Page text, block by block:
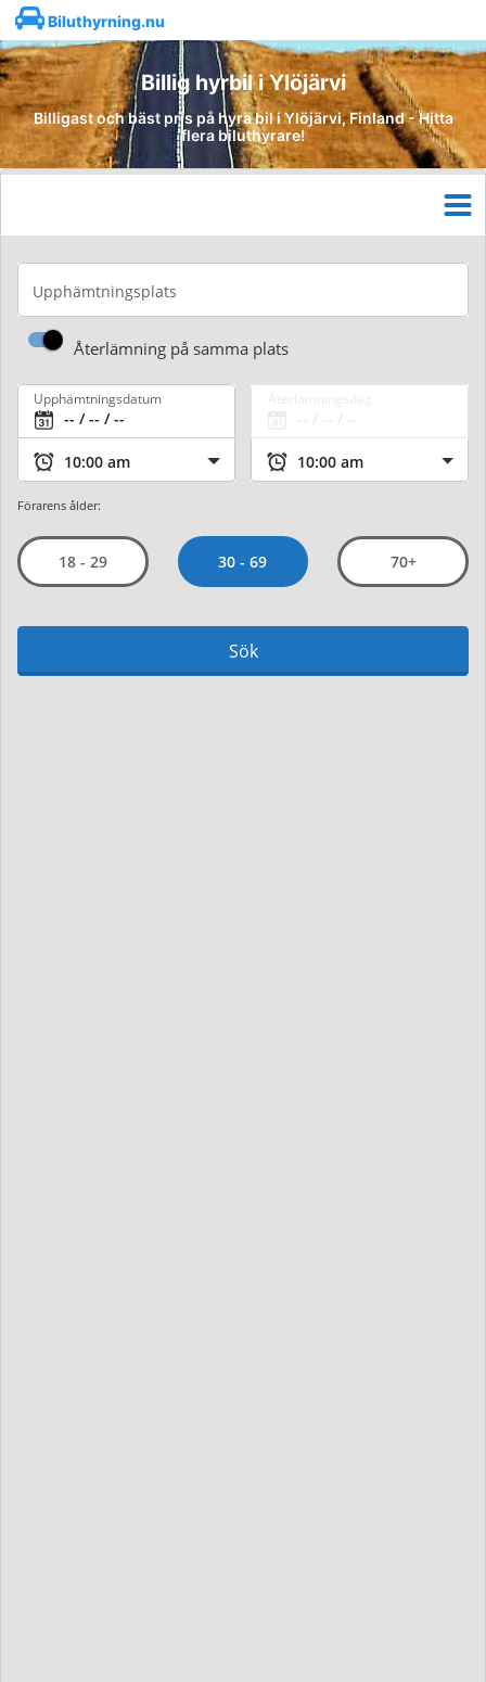
Biluthyrning.nu
Billig hyrbil i Ylöjärvi
Billigast och bäst pris på hyra bil i Ylöjärvi, Finland - Hitta
flera biluthyrare!
Upphämtningsplats
Återlämning på samma plats
Upphämtningsdatum
Förarens ålder:
18 - 29 30 - 69 70+
Sök